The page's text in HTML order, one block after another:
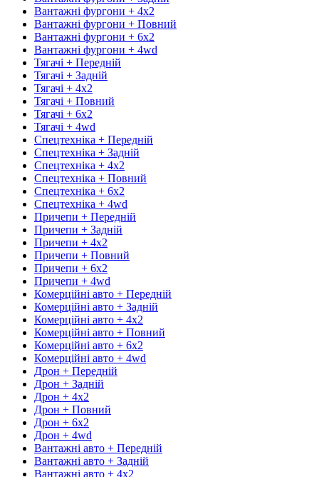
Вантажні фургони + 4х2
Вантажні фургони + Повний
Вантажні фургони + 6х2
Вантажні фургони + 4wd
Тягачі + Передній
Тягачі + Задній
Тягачі + 4х2
Тягачі + Повний
Тягачі + 6х2
Тягачі + 4wd
Спецтехніка + Передній
Спецтехніка + Задній
Спецтехніка + 4х2
Спецтехніка + Повний
Спецтехніка + 6х2
Спецтехніка + 4wd
Причепи + Передній
Причепи + Задній
Причепи + 4х2
Причепи + Повний
Причепи + 6х2
Причепи + 4wd
Комерційні авто + Передній
Комерційні авто + Задній
Комерційні авто + 4х2
Комерційні авто + Повний
Комерційні авто + 6х2
Комерційні авто + 4wd
Дрон + Передній
Дрон + Задній
Дрон + 4х2
Дрон + Повний
Дрон + 6х2
Дрон + 4wd
Вантажні авто + Передній
Вантажні авто + Задній
Вантажні авто + 4х2